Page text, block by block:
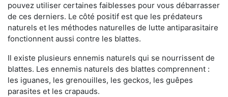
pouvez utiliser certaines faiblesses pour vous débarrasser
de ces derniers. Le côté positif est que les prédateurs
naturels et les méthodes naturelles de lutte antiparasitaire
fonctionnent aussi contre les blattes.
Il existe plusieurs ennemis naturels qui se nourrissent de
blattes. Les ennemis naturels des blattes comprennent :
les iguanes, les grenouilles, les geckos, les guêpes
parasites et les crapauds.